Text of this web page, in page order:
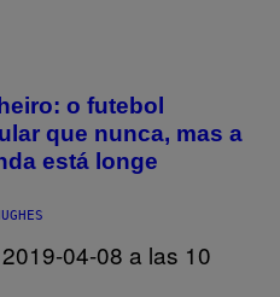
o futebol
que nunca, mas a
está longe